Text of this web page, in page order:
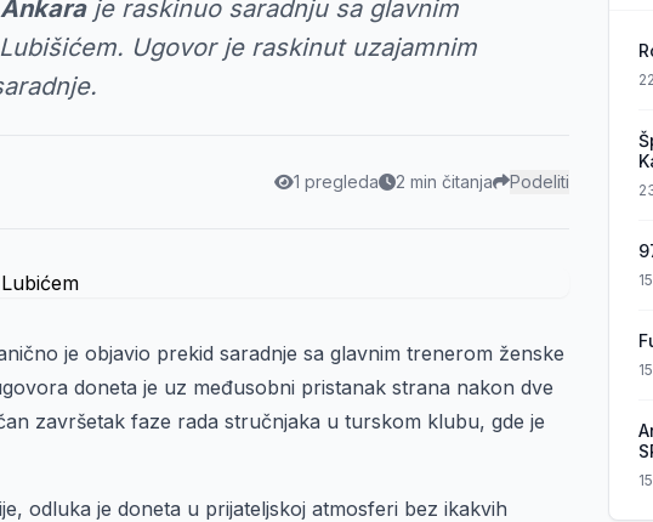
je raskinuo saradnju sa glavnim
Ugovor je raskinut uzajamnim
1 pregleda 2 min čitanja Podeliti
je objavio prekid saradnje sa glavnim trenerom ženske
doneta je uz međusobni pristanak strana nakon dve
završetak faze rada stručnjaka u turskom klubu, gde je
odluka je doneta u prijateljskoj atmosferi bez ikakvih